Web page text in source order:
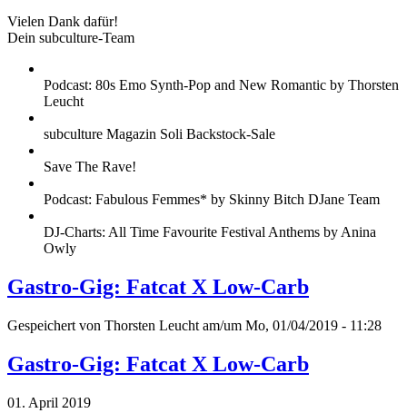
Vielen Dank dafür!
Dein subculture-Team
Podcast: 80s Emo Synth-Pop and New Romantic by Thorsten
Leucht
subculture Magazin Soli Backstock-Sale
Save The Rave!
Podcast: Fabulous Femmes* by Skinny Bitch DJane Team
DJ-Charts: All Time Favourite Festival Anthems by Anina
Owly
Gastro-Gig: Fatcat X Low-Carb
Gespeichert von Thorsten Leucht am/um Mo, 01/04/2019 - 11:28
Gastro-Gig: Fatcat X Low-Carb
01. April 2019